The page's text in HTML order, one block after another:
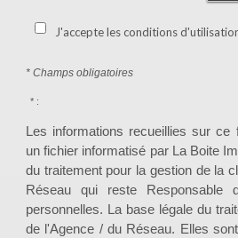
J'accepte les conditions
* Champs obligatoires
* :
Les informations recueillies sur
un fichier informatisé par La Boite
du traitement pour la gestion de la
Réseau qui reste Responsable
personnelles. La base légale du
de l'Agence / du Réseau. Elles